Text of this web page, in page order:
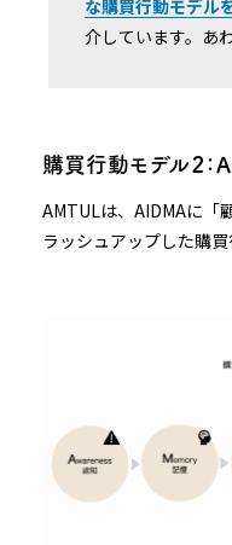
な購買行動モデル
介しています。あ
購買行動モデル２：
AMTULは、AIDMAに「
ラッシュアップした購買